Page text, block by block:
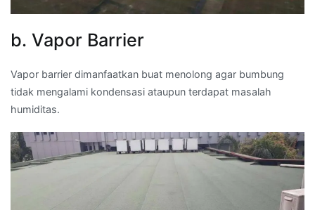
b. Vapor Barrier
Vapor barrier dimanfaatkan buat menolong agar bumbung
tidak mengalami kondensasi ataupun terdapat masalah
humiditas.